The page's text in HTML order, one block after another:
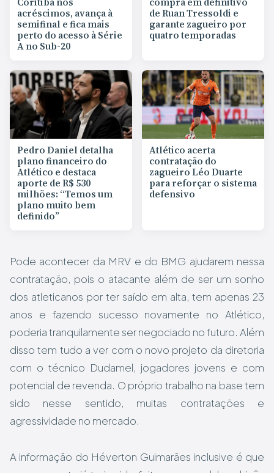
acréscimos, avança à
semifinal e fica mais
perto do acesso à Série
A no Sub-20
de Ruan Tressoldi e
garante zagueiro por
quatro temporadas
Pedro Daniel detalha
plano financeiro do
Atlético e destaca
aporte de R$ 530
milhões: “Temos um
plano muito bem
definido”
Atlético acerta
contratação do
zagueiro Léo Duarte
para reforçar o sistema
defensivo
Pode acontecer da MRV e do BMG ajudarem nessa
contratação, pois o atacante além de ser um sonho
dos atleticanos por ter saído em alta, tem apenas 23
anos e fazendo sucesso novamente no Atlético,
poderia tranquilamente ser negociado no futuro. Além
disso tem tudo a ver com o novo projeto da diretoria
com o técnico Dudamel, jogadores jovens e com
potencial de revenda. O próprio trabalho na base tem
sido nesse sentido, muitas contratações e
agressividade no mercado.
A informação do Héverton Guimarães inclusive é que